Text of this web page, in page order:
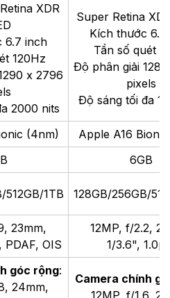
XDR
6.7 inch
120Hz
x 2796
2000 nits
Super Retina
Kích thước 6.7
Tần số quét
Độ phân giải
pixels
Độ sáng tối đa
(4nm)
Apple A16
6GB
512GB/1TB 128GB/256GB/
23mm,
PDAF, OIS
12MP, f/2.2,
1/3.6",
góc rộng:
24mm,
Camera chính
12MP, f/1.6,